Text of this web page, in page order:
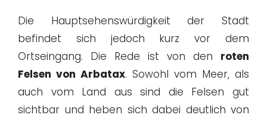
Die Hauptsehenswürdigkeit der Stadt
befindet sich jedoch kurz vor dem
Ortseingang. Die Rede ist von den roten
Felsen von Arbatax. Sowohl vom Meer, als
auch vom Land aus sind die Felsen gut
sichtbar und heben sich dabei deutlich von